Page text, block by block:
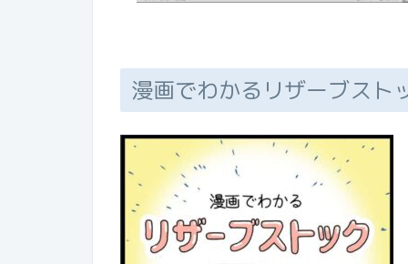
漫画でわかるリザーブスト